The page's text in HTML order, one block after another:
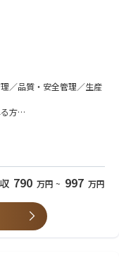
論理的かつ現実的なアプ
実オペレーションにも積
と現場力
に改善活動をリードでき
支援する協調性とチーム
備導入・改造）
ント
に、意思決定・改善をリ
なキーマテリアル。世界
して可視化されます。
／品質・安全管理／生産
方
790 万円 ~ 997 万円